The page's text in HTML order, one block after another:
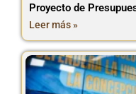
Proyecto de
Leer más »